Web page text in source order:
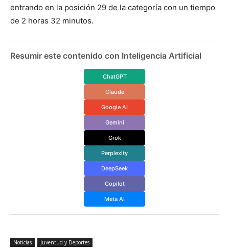
entrando en la posición 29 de la categoría con un tiempo
de 2 horas 32 minutos.
Resumir este contenido con Inteligencia Artificial
ChatGPT
Claude
Google AI
Gemini
Grok
Perplexity
DeepSeek
Copilot
Meta AI
Noticias Juventud y Deportes